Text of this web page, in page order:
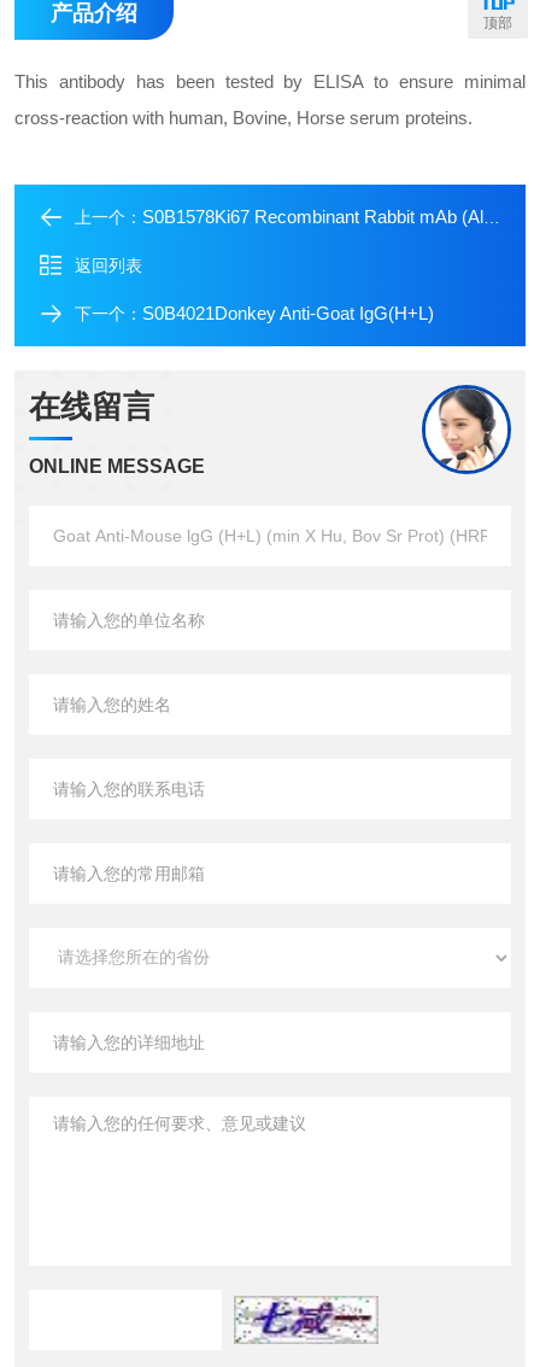
产品介绍
This antibody has been tested by ELISA to ensure minimal
cross-reaction with human, Bovine, Horse serum proteins.
上一个： S0B1578Ki67 Recombinant Rabbit mAb (Alexa Fluor??488 Conjugate) (SDT-R459)
返回列表
下一个： S0B4021Donkey Anti-Goat IgG(H+L)
在线留言
ONLINE MESSAGE
顶部